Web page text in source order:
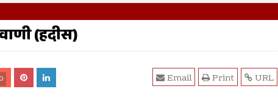
(हदीस)
0 URL
Print
Email